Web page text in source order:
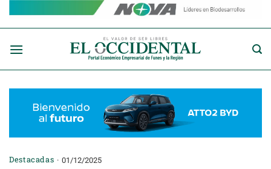
Destacadas 01/12/2025